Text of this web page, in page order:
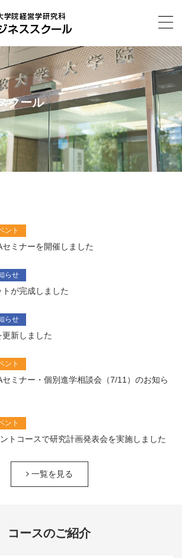
クール
ント
ミナーを開催しました
らせ
が完成しました
らせ
新しました
ント
ミナー・個別進学相談会（7/11）のお知ら
ント
トコースで研究計画発表会を実施しました
一覧を見る
コースのご紹介